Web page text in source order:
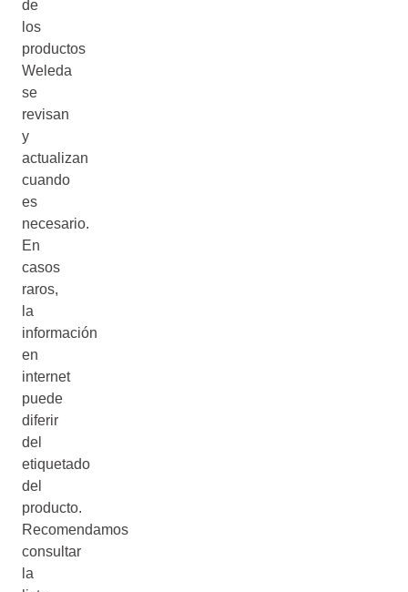
de
los
productos
Weleda
se
revisan
y
actualizan
cuando
es
necesario.
En
casos
raros,
la
información
en
internet
puede
diferir
del
etiquetado
del
producto.
Recomendamos
consultar
la